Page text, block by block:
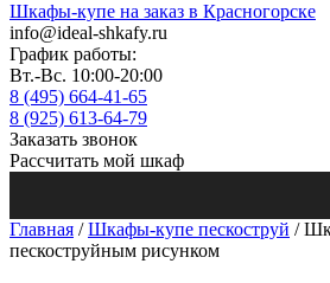
Шкафы-купе на заказ в Красногорске
info@ideal-shkafy.ru
График работы:
Вт.-Вс. 10:00-20:00
8 (495) 664-41-65
8 (925) 613-64-79
Заказать звонок
Рассчитать мой шкаф
Главная /Шкафы-купе пескоструй /
пескоструйным рисунком